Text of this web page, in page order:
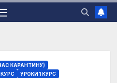
КАРАНТИНУ)
КУРС
УРОКИ 1 КУРС